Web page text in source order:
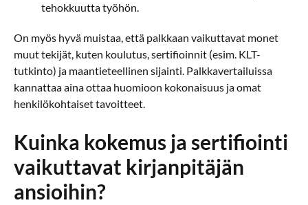
tehokkuutta työhön.
On myös hyvä muistaa, että palkkaan vaikuttavat monet
muut tekijät, kuten koulutus, sertifioinnit (esim. KLT-
tutkinto) ja maantieteellinen sijainti. Palkkavertailuissa
kannattaa aina ottaa huomioon kokonaisuus ja omat
henkilökohtaiset tavoitteet.
Kuinka kokemus ja sertifiointi
vaikuttavat kirjanpitäjän
ansioihin?